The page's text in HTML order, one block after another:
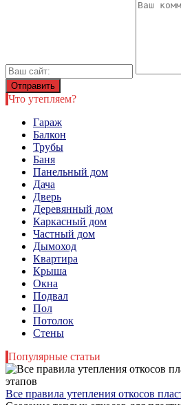
Что утепляем?
Гараж
Балкон
Трубы
Баня
Панельный дом
Дача
Дверь
Деревянный дом
Каркасный дом
Частный дом
Дымоход
Квартира
Крыша
Окна
Подвал
Пол
Потолок
Стены
Популярные статьи
Все правила утепления откосов